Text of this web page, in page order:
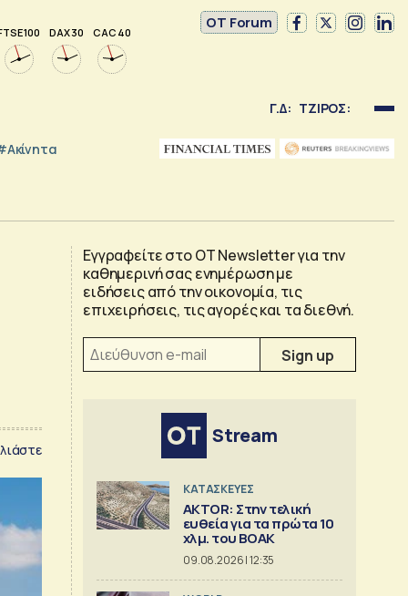
100 DAX 30 CAC 40
OT Forum
Γ.Δ: ΤΖΙΡΟΣ:
Εγγραφείτε στο OT Newsletter για την
καθημερινή σας ενημέρωση με
ειδήσεις από την οικονομία, τις
επιχειρήσεις, τις αγορές και τα διεθνή.
Stream
ΚΑΤΑΣΚΕΥΕΣ
AKTOR: Στην τελική
ευθεία για τα πρώτα 10
χλμ. του ΒΟΑΚ
09.08.2026 | 12:35